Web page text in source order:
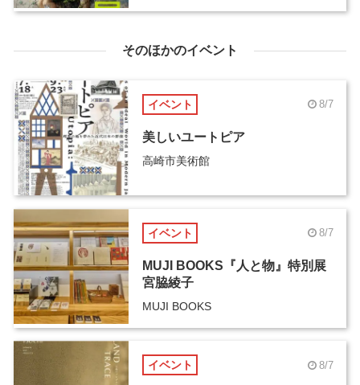
そのほかのイベント
イベント 8/7
美しいユートピア
高崎市美術館
イベント 8/7
MUJI BOOKS『人と物』特別展
宮脇綾子
MUJI BOOKS
イベント 8/7